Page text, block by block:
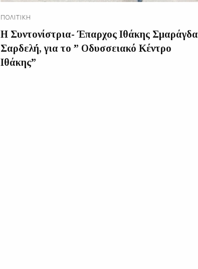
ΠΟΛΙΤΙΚΉ
Η Συντονίστρια- Έπαρχος Ιθάκης Σμαράγδα
Σαρδελή, για το ” Οδυσσειακό Κέντρο
Ιθάκης”